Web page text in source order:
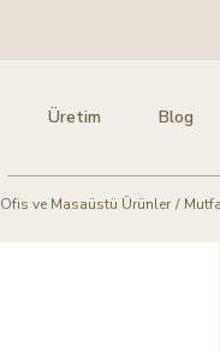
Üretim Blog
Ofis ve Masaüstü Ürünler /